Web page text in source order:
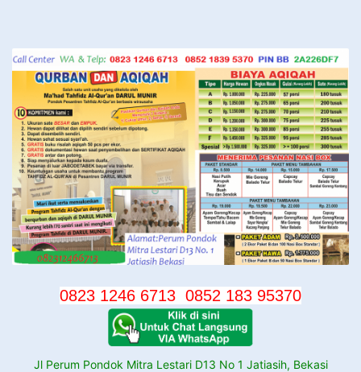
konten
0823 1246 6713 0852 183 95370
Jl Perum Pondok Mitra Lestari D13 No 1 Jatiasih, Bekasi